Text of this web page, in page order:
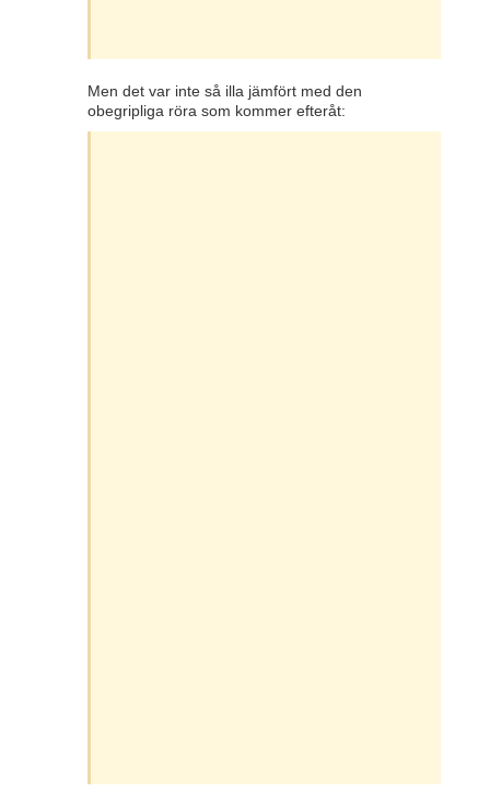
Men det var inte så illa jämfört med den
obegripliga röra som kommer efteråt: